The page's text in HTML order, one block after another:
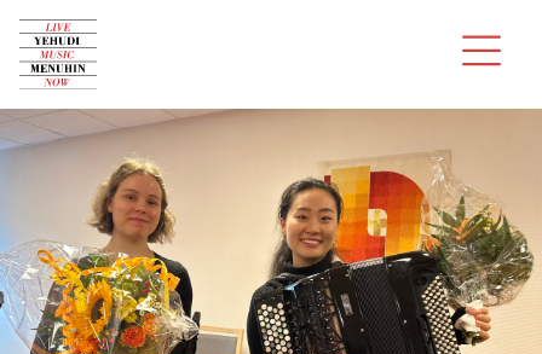
Über uns
Audition
Musiker
Spenden